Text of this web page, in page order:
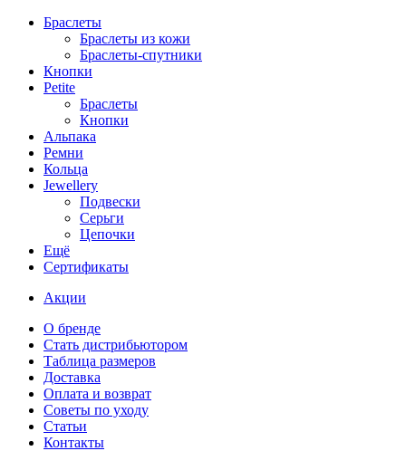
Браслеты
Браслеты из кожи
Браслеты-спутники
Кнопки
Petite
Браслеты
Кнопки
Альпака
Ремни
Кольца
Jewellery
Подвески
Серьги
Цепочки
Ещё
Сертификаты
Акции
О бренде
Стать дистрибьютором
Таблица размеров
Доставка
Оплата и возврат
Советы по уходу
Статьи
Контакты